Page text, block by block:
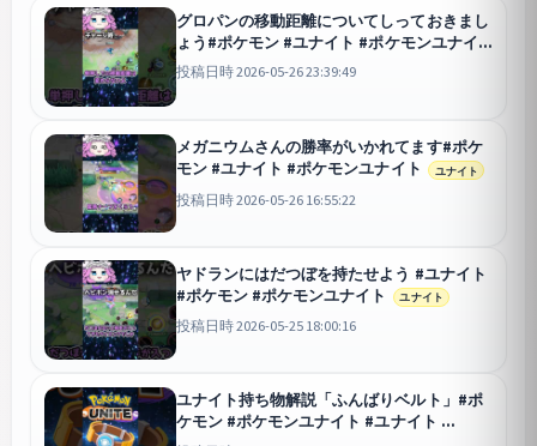
グロパンの移動距離についてしっておきまし
ょう#ポケモン #ユナイト #ポケモンユナイ
ト
ユナイト
投稿日時 2026-05-26 23:39:49
メガニウムさんの勝率がいかれてます#ポケ
モン #ユナイト #ポケモンユナイト
ユナイト
投稿日時 2026-05-26 16:55:22
ヤドランにはだつぼを持たせよう #ユナイト
#ポケモン #ポケモンユナイト
ユナイト
投稿日時 2026-05-25 18:00:16
ユナイト持ち物解説「ふんばりベルト」#ポ
ケモン #ポケモンユナイト #ユナイト